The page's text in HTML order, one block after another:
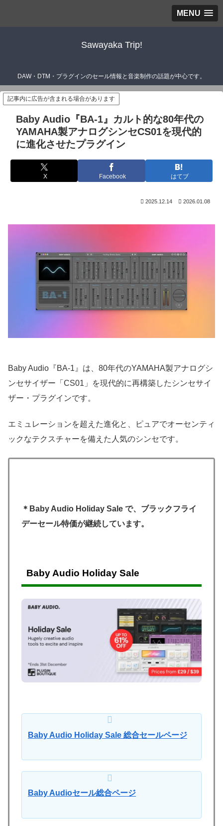
MENU
Sawayaka Trip!
DAW・DTM・プラグインのセール情報と音楽制作の話題が中心です。
記事内に広告が含まれる場合があります
Baby Audio『BA-1』カルト的な80年代の
YAMAHA製アナログシンセCS01を現代的
に進化させたプラグイン
X Facebook はてブ
2025.12.14 2026.01.08
Baby Audio『BA-1』は、80年代のYAMAHA製アナログシ
ンセサイザー「CS01」を現代的に再構築したシンセサイ
ザー・プラグインです。
エミュレーションを超えた進化と、ピュアでオーセンティ
ックなテクスチャーを備えた人気のシンセです。
＊Baby Audio Holiday Sale で、ブラックフライ
デーセール特価が継続しています。
Baby Audio Holiday Sale
Baby Audio Holiday Sale 総合セールページ
Baby Audioセール総合ページ